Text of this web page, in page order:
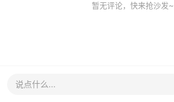
暂无评论，快来抢沙发~
说点什么...